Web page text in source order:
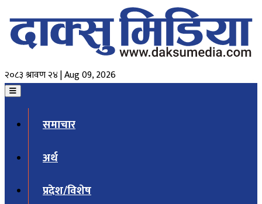
२०८३ श्रावण २४ | Aug 09, 2026
समाचार
अर्थ
प्रदेश/विशेष